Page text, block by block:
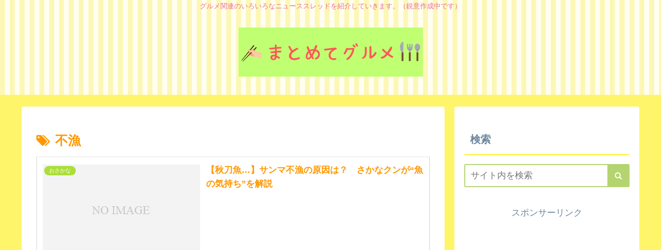
グルメ関連のいろいろなニューススレッドを紹介していきます。（鋭意作成中です）
不漁
おさかな
【秋刀魚…】サンマ不漁の原因は？ さかなクンが“魚
の気持ち”を解説
検索
スポンサーリンク